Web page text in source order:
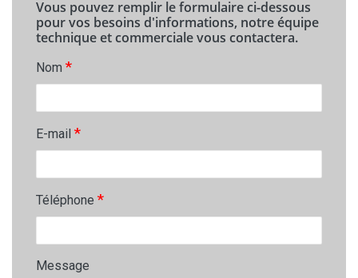
Vous pouvez remplir le formulaire ci-dessous
pour vos besoins d'informations, notre équipe
technique et commerciale vous contactera.
Nom *
E-mail *
Téléphone *
Message